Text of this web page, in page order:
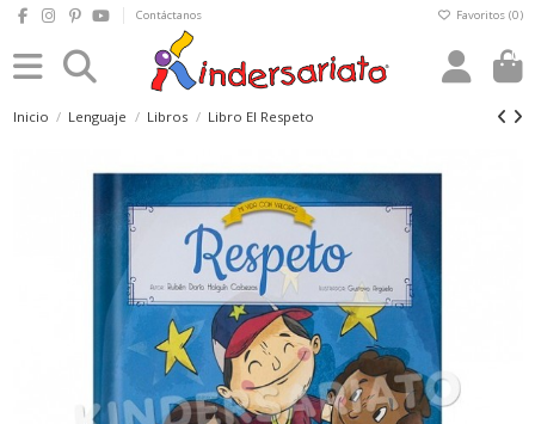
Contáctanos Favoritos (0)
0
Inicio Lenguaje Libros Libro El Respeto